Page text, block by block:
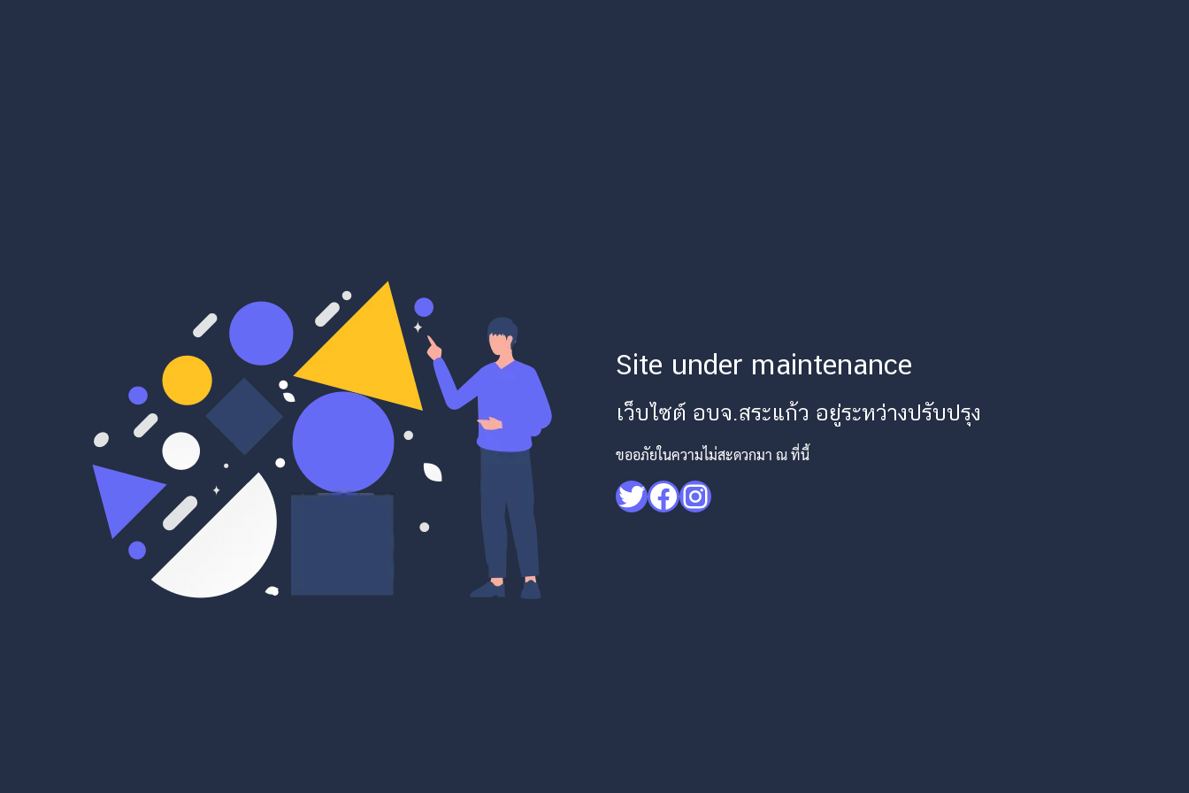
Site under maintenance
เว็บไซต์ อบจ.สระแก้ว อยู่ระหว่างปรับปรุง
ขออภัยในความไม่สะดวกมา ณ ที่นี้
Twitter
Facebook
Instagram